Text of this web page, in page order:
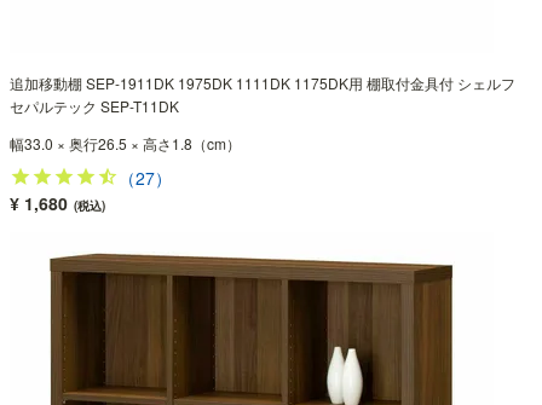
追加移動棚 SEP-1911DK 1975DK 1111DK 1175DK用 棚取付金具付 シェルフ
セパルテック SEP-T11DK
幅33.0 × 奥行26.5 × 高さ1.8（cm）
（27）
¥ 1,680 (税込)